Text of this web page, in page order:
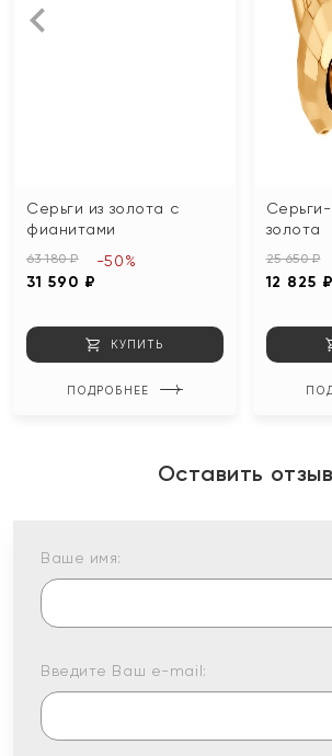
Серьги из золота с
фианитами
63 180 ₽
31 590 ₽
-50%
КУПИТЬ
ПОДРОБНЕЕ
Серьги-
золота
25 650 ₽
12 825 ₽
Оставить отзыв
Ваше имя:
Введите Ваш e-mail: